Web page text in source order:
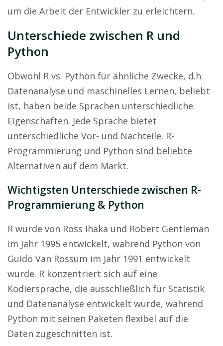
um die Arbeit der Entwickler zu erleichtern.
Unterschiede zwischen R und
Python
Obwohl R vs. Python für ähnliche Zwecke, d.h.
Datenanalyse und maschinelles Lernen, beliebt
ist, haben beide Sprachen unterschiedliche
Eigenschaften. Jede Sprache bietet
unterschiedliche Vor- und Nachteile. R-
Programmierung und Python sind beliebte
Alternativen auf dem Markt.
Wichtigsten Unterschiede zwischen R-
Programmierung & Python
R wurde von Ross Ihaka und Robert Gentleman
im Jahr 1995 entwickelt, während Python von
Guido Van Rossum im Jahr 1991 entwickelt
wurde. R konzentriert sich auf eine
Kodiersprache, die ausschließlich für Statistik
und Datenanalyse entwickelt wurde, während
Python mit seinen Paketen flexibel auf die
Daten zugeschnitten ist.